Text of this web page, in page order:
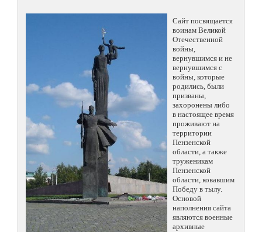
Сайт посвящается
воинам Великой
Отечественной
войны,
вернувшимся и не
вернувшимся с
войны, которые
родились, были
призваны,
захоронены либо
в настоящее время
проживают на
территории
Пензенской
области, а также
труженикам
Пензенской
области, ковавшим
Победу в тылу.
Основой
наполнения сайта
являются военные
архивные